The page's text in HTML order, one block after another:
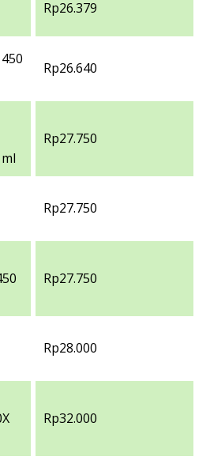
Rp26.379
Rp26.640
Rp27.750
Rp27.750
Rp27.750
Rp28.000
Rp32.000